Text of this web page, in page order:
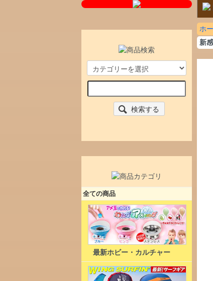
ホ
新
検索する
全ての商品
最新ホビー・カルチャー